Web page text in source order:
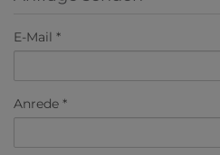
E-Mail
Anrede